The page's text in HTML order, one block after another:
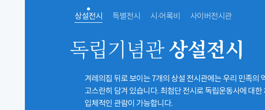
상설전시 특별전시 시·어록비 사이버전시관
독립기념관상설전시
겨레의집 뒤로 보이는 7개의 상설 전시관에는 우리 민족의
고스란히 담겨 있습니다. 최첨단 전시로 독립운동사에 대한
입체적인 관람이 가능합니다.